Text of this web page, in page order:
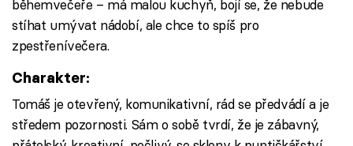
běhemvečeře – má malou kuchyň, bojí se, že nebude
stíhat umývat nádobí, ale chce to spíš pro
zpestřenívečera.
Charakter:
Tomáš je otevřený, komunikativní, rád se předvádí a je
středem pozornosti. Sám o sobě tvrdí, že je zábavný,